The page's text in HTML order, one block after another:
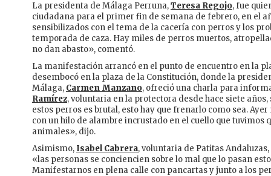
La presidenta de Málaga Perruna,Teresa Regojo, fue
ciudadana para el primer fin de semana de febrero, en el
sensibilizados con el tema de la cacería con perros y los
temporada de caza. Hay miles de perros muertos,
no dan abasto», comentó.
La manifestación arrancó en el punto de encuentro en la
desembocó en la plaza de la Constitución, donde la
Málaga, Carmen Manzano, ofreció una charla para
Ramírez, voluntaria en la protectora desde hace siete
estos perros es brutal, esto hay que frenarlo como sea.
con un hilo de alambre incrustado en el cuello que tuvimos
animales», dijo.
Asimismo, Isabel Cabrera, voluntaria de Patitas
«las personas se conciencien sobre lo mal que lo pasan
Manifestarnos en plena calle con pancartas y junto a los